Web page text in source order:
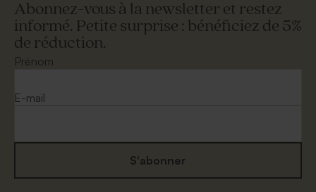
Abonnez-vous à la newsletter et restez
informé. Petite surprise : bénéficiez de 5%
de réduction.
Prénom
E-mail
S'abonner